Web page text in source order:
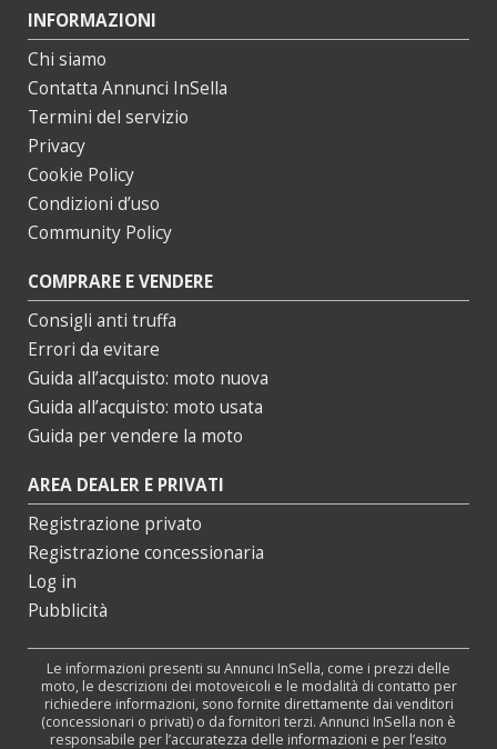
INFORMAZIONI
Chi siamo
Contatta Annunci InSella
Termini del servizio
Privacy
Cookie Policy
Condizioni d’uso
Community Policy
COMPRARE E VENDERE
Consigli anti truffa
Errori da evitare
Guida all’acquisto: moto nuova
Guida all’acquisto: moto usata
Guida per vendere la moto
AREA DEALER E PRIVATI
Registrazione privato
Registrazione concessionaria
Log in
Pubblicità
Le informazioni presenti su Annunci InSella, come i prezzi delle
moto, le descrizioni dei motoveicoli e le modalità di contatto per
richiedere informazioni, sono fornite direttamente dai venditori
(concessionari o privati) o da fornitori terzi. Annunci InSella non è
responsabile per l’accuratezza delle informazioni e per l’esito